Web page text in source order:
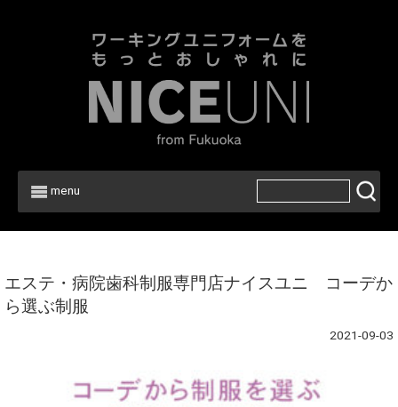
menu
エステ・病院歯科制服専門店ナイスユニ コーデか
ら選ぶ制服
2021-09-03